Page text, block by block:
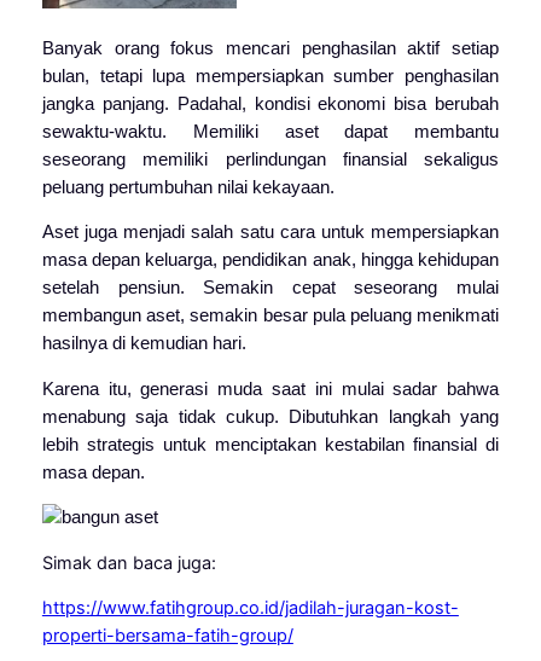
Banyak orang fokus mencari penghasilan aktif setiap
bulan, tetapi lupa mempersiapkan sumber penghasilan
jangka panjang. Padahal, kondisi ekonomi bisa berubah
sewaktu-waktu. Memiliki aset dapat membantu
seseorang memiliki perlindungan finansial sekaligus
peluang pertumbuhan nilai kekayaan.
Aset juga menjadi salah satu cara untuk mempersiapkan
masa depan keluarga, pendidikan anak, hingga kehidupan
setelah pensiun. Semakin cepat seseorang mulai
membangun aset, semakin besar pula peluang menikmati
hasilnya di kemudian hari.
Karena itu, generasi muda saat ini mulai sadar bahwa
menabung saja tidak cukup. Dibutuhkan langkah yang
lebih strategis untuk menciptakan kestabilan finansial di
masa depan.
Simak dan baca juga:
https://www.fatihgroup.co.id/jadilah-juragan-kost-
properti-bersama-fatih-group/